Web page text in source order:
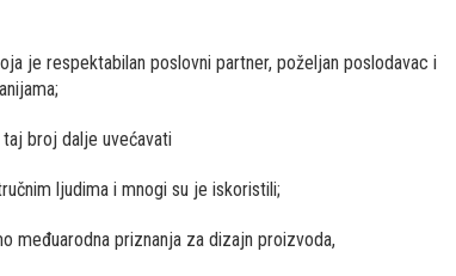
je respektabilan poslovni partner, poželjan poslodavac i
broj dalje uvećavati
ljudima i mnogi su je iskoristili;
međuarodna priznanja za dizajn proizvoda,